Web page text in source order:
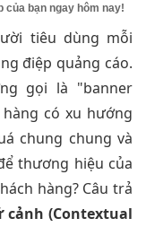
của bạn ngay hôm nay!
tiêu dùng mỗi
điệp quảng cáo.
gọi là "banner
có xu hướng
chung chung và
thương hiệu của
hàng? Câu trả
(Contextual